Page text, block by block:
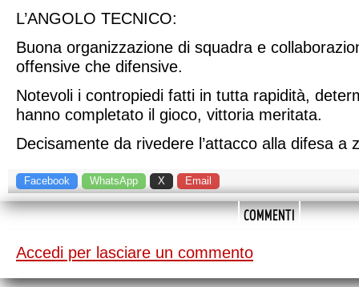
L’ANGOLO TECNICO:
Buona organizzazione di squadra e
offensive che difensive.
Notevoli i contropiedi fatti in tutta rapidità,
hanno completato il gioco, vittoria meritata.
Decisamente da rivedere l’attacco alla difesa a
Facebook WhatsApp X Email
COMMENTI
Accedi per lasciare un commento